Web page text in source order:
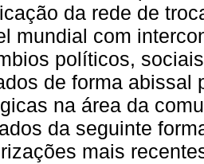
da rede de
mundial com
políticos,
de forma abissal
na área da
da seguinte
mais